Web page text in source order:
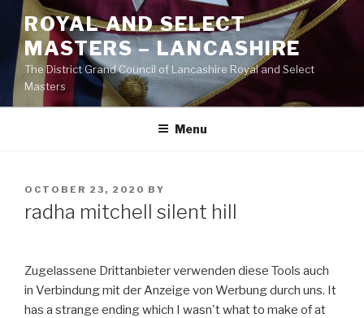
Skip
content
ROYAL AND SELECT
MASTERS – LANCASHIRE
The District Grand Council of Lancashire Royal and Select
Masters
Menu
POSTED
OCTOBER 23, 2020 BY
radha mitchell silent hill
Zugelassene Drittanbieter verwenden diese Tools auch
in Verbindung mit der Anzeige von Werbung durch uns. It
has a strange ending which I wasn't what to make of at